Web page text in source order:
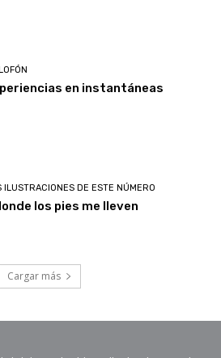
en instantáneas
ILUSTRACIONES DE ESTE NÚMERO
los pies me lleven
Cargar más